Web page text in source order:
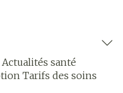
Actualités santé
Tarifs des soins